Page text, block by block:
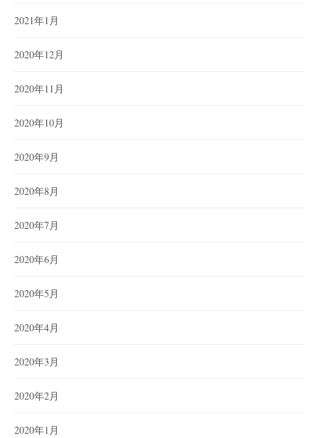
2021年1月
2020年12月
2020年11月
2020年10月
2020年9月
2020年8月
2020年7月
2020年6月
2020年5月
2020年4月
2020年3月
2020年2月
2020年1月